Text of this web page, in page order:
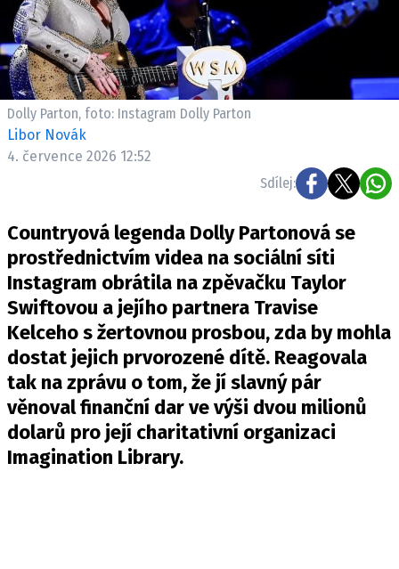
SLEDUJTE NÁS NA|
Máte příběh, fotku nebo video?
Pošlete e-mail na newsbox.cz
KONTAKT
VYDAVATEL
INZERCE
OSOBNÍ ÚDAJE / COOKIES
VOLNÁ MÍSTA
Provozovatelem serveru newsbox.cz je
INCORP MEDIA GROUP s.r.o., IČ: 118 23 054
Dolly Parton, foto: Instagram Dolly Parton
Libor Novák
4. července 2026 12:52
Sdílej:
Countryová legenda Dolly Partonová se
prostřednictvím videa na sociální síti
Instagram obrátila na zpěvačku Taylor
Swiftovou a jejího partnera Travise
Kelceho s žertovnou prosbou, zda by mohla
dostat jejich prvorozené dítě. Reagovala
tak na zprávu o tom, že jí slavný pár
věnoval finanční dar ve výši dvou milionů
dolarů pro její charitativní organizaci
Imagination Library.